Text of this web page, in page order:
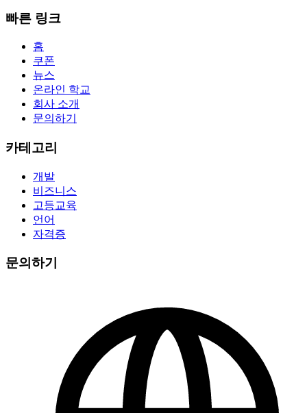
빠른 링크
홈
쿠폰
뉴스
온라인 학교
회사 소개
문의하기
카테고리
개발
비즈니스
고등교육
언어
자격증
문의하기